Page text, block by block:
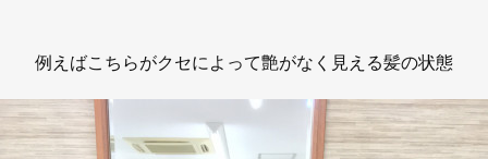
例えばこちらがクセによって艶がなく見える髪の状態